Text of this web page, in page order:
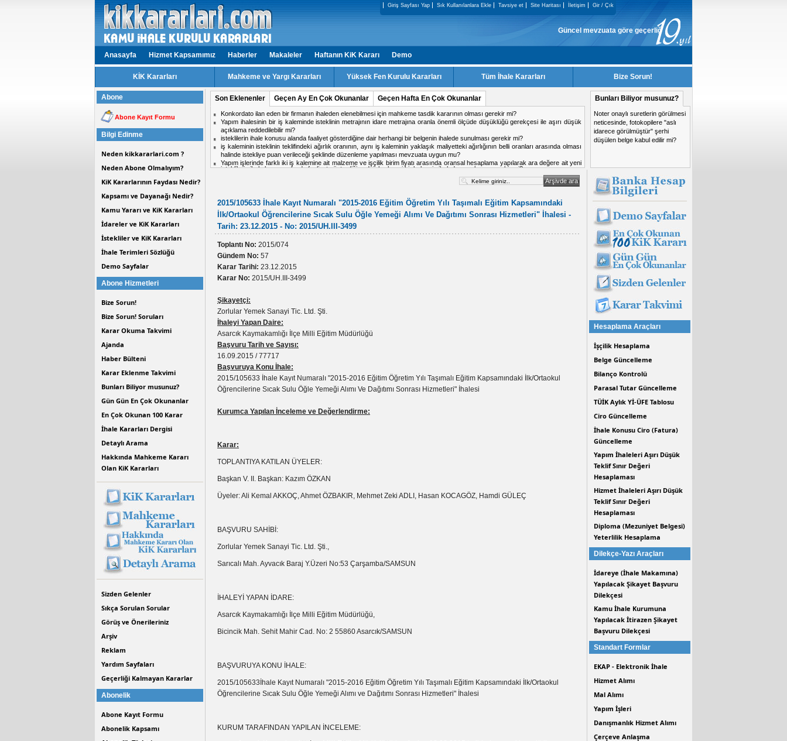
Giriş Sayfası Yap Sık Kullanılanlara Ekle Tavsiye et Site Haritası İletişim Gir / Çık
Güncel mevzuata göre geçerliği kalmayan KiK Kararları, sitemizden
Anasayfa Hizmet Kapsamımız Haberler Makaleler Haftanın KiK Kararı Demo
KİK Kararları Mahkeme ve Yargı Kararları Yüksek Fen Kurulu Kararları Tüm İhale Kararları Bize Sorun!
Abone
Abone Kayıt Formu
Bilgi Edinme
Neden kikkararlari.com ?
Neden Abone Olmalıyım?
KiK Kararlarının Faydası Nedir?
Kapsamı ve Dayanağı Nedir?
Kamu Yararı ve KiK Kararları
İdareler ve KiK Kararları
İstekliler ve KiK Kararları
İhale Terimleri Sözlüğü
Demo Sayfalar
Abone Hizmetleri
Bize Sorun!
Bize Sorun! Soruları
Karar Okuma Takvimi
Ajanda
Haber Bülteni
Karar Eklenme Takvimi
Bunları Biliyor musunuz?
Gün Gün En Çok Okunanlar
En Çok Okunan 100 Karar
İhale Kararları Dergisi
Detaylı Arama
Hakkında Mahkeme Kararı
Olan KiK Kararları
Sizden Gelenler
Sıkça Sorulan Sorular
Görüş ve Önerileriniz
Arşiv
Reklam
Yardım Sayfaları
Geçerliği Kalmayan Kararlar
Abonelik
Abone Kayıt Formu
Abonelik Kapsamı
Son Eklenenler Geçen Ay En Çok Okunanlar Geçen Hafta En Çok Okunanlar
isteklilerin ihale konusu alanda faaliyet gösterdiğine dair herhangi bir belgenin ihalede sunulması gerekir mi?
Aynı ihalede iki firmadan birinin doküman indirmiş olduğu IP adresinden diğer firmanın da teklif vermesi yasaklanma nedeni
midir?
Hizmet işlerinde işin tamamlandığı tarih ile kabul tarihi aynı tarih olabilir mi?
ihale komisyon kararı için karşı oy kullanan üyeler gerekçesini yazması gerekir mi?
Personel taşıma ihalesinde, kesin teminat süresinin 2 yıl olarak belirlenmesi mevzuata uygun mu?
Kısmi zamanlı çalışma yapacak personel için teklif c?etvelinde ayrı satır açılabilir mi
Bunları Biliyor musunuz?
Noter onaylı suretlerin görülmesi
neticesinde, fotokopilere "aslı
idarece görülmüştür" şerhi
düşülen belge kabul edilir mi?
2015/105633 İhale Kayıt Numaralı "2015-2016 Eğitim Öğretim Yılı Taşımalı Eğitim Kapsamındaki
İlk/Ortaokul Öğrencilerine Sıcak Sulu Öğle Yemeği Alımı Ve Dağıtımı Sonrası Hizmetleri" İhalesi -
Tarih: 23.12.2015 - No: 2015/UH.III-3499
Toplantı No: 2015/074
Gündem No: 57
Karar Tarihi: 23.12.2015
Karar No: 2015/UH.III-3499
Şikayetçi:
Zorlular Yemek Sanayi Tic. Ltd. Şti.
İhaleyi Yapan Daire:
Asarcık Kaymakamlığı İlçe Milli Eğitim Müdürlüğü
Başvuru Tarih ve Sayısı:
16.09.2015 / 77717
Başvuruya Konu İhale:
2015/105633 İhale Kayıt Numaralı "2015-2016 Eğitim Öğretim Yılı Taşımalı Eğitim Kapsamındaki İlk/Ortaokul
Öğrencilerine Sıcak Sulu Öğle Yemeği Alımı Ve Dağıtımı Sonrası Hizmetleri" İhalesi
Kurumca Yapılan İnceleme ve Değerlendirme:
Karar:
TOPLANTIYA KATILAN ÜYELER:
Başkan V. II. Başkan: Kazım ÖZKAN
Üyeler: Ali Kemal AKKOÇ, Ahmet ÖZBAKIR, Mehmet Zeki ADLI, Hasan KOCAGÖZ, Hamdi GÜLEÇ
BAŞVURU SAHİBİ:
Zorlular Yemek Sanayi Tic. Ltd. Şti.,
Sarıcalı Mah. Ayvacık Baraj Y.Üzeri No:53 Çarşamba/SAMSUN
İHALEYİ YAPAN İDARE:
Asarcık Kaymakamlığı İlçe Milli Eğitim Müdürlüğü,
Bicincik Mah. Sehit Mahir Cad. No: 2 55860 Asarcık/SAMSUN
BAŞVURUYA KONU İHALE:
2015/105633İhale Kayıt Numaralı "2015-2016 Eğitim Öğretim Yılı Taşımalı Eğitim Kapsamındaki İlk/Ortaokul
Öğrencilerine Sıcak Sulu Öğle Yemeği Alımı ve Dağıtımı Sonrası Hizmetleri" İhalesi
KURUM TARAFINDAN YAPILAN İNCELEME:
Hesaplama Araçları
İşçilik Hesaplama
Belge Güncelleme
Bilanço Kontrolü
Parasal Tutar Güncelleme
TÜİK Aylık Yİ-ÜFE Tablosu
Ciro Güncelleme
İhale Konusu Ciro (Fatura)
Güncelleme
Yapım İhaleleri Aşırı Düşük
Teklif Sınır Değeri
Hesaplaması
Hizmet İhaleleri Aşırı Düşük
Teklif Sınır Değeri
Hesaplaması
Diploma (Mezuniyet Belgesi)
Yeterlilik Hesaplama
Dilekçe-Yazı Araçları
İdareye (İhale Makamına)
Yapılacak Şikayet Başvuru
Dilekçesi
Kamu İhale Kurumuna
Yapılacak İtirazen Şikayet
Başvuru Dilekçesi
Standart Formlar
EKAP - Elektronik İhale
Hizmet Alımı
Mal Alımı
Yapım İşleri
Danışmanlık Hizmet Alımı
Çerçeve Anlaşma